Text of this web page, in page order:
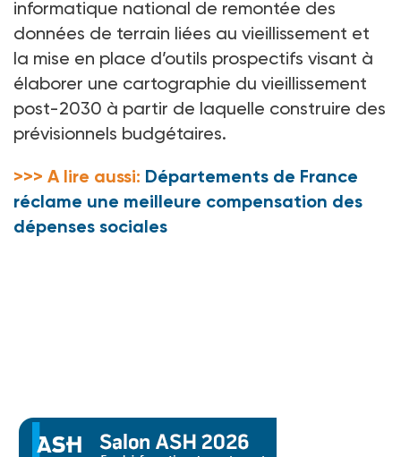
informatique national de remontée des
données de terrain liées au vieillissement et
la mise en place d’outils prospectifs visant à
élaborer une cartographie du vieillissement
post-2030 à partir de laquelle construire des
prévisionnels budgétaires.
>>> A lire aussi: Départements de France
réclame une meilleure compensation des
dépenses sociales